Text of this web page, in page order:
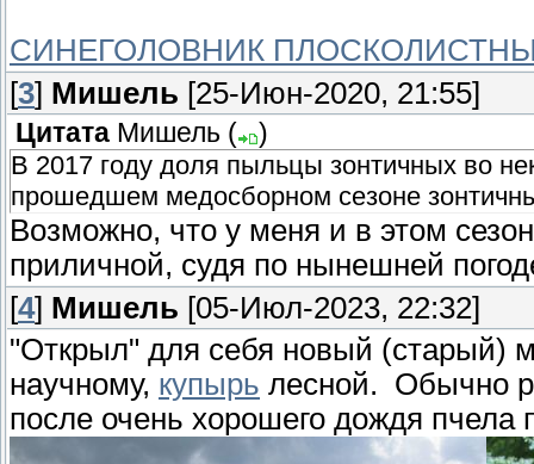
СИНЕГОЛОВНИК
[3] Мишель [25-Июн-2020, 21:55]
Цитата Мишель (
)
В 2017 году доля пыльцы зонтичных во
прошедшем медосборном сезоне
Возможно, что у меня и в этом
приличной, судя по нынешней
[4] Мишель [05-Июл-2023, 22:32]
"Открыл" для себя новый (старый)
научному, купырь лесной. Обычно
после очень хорошего дождя пчела